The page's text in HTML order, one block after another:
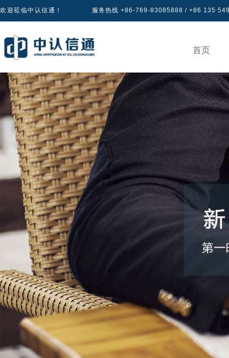
欢迎莅临中认信通！ 服务热线 +86-769-83085888 / +86 135
首页
产品认证
专区